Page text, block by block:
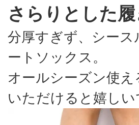
さらりとした
分厚すぎず、シー
ートソックス。
オールシーズン使
いただけると嬉し